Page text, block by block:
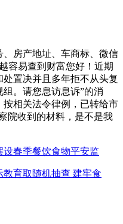
房产地址、车商标、微信
容易查到财富您好！近期
置决并且多年拒不从头复
。请您息访息诉”的消
按相关法令律例，已转给市
院收到的材料，是不是我
春季餐饮食物平安监
育取随机抽查 建牢食